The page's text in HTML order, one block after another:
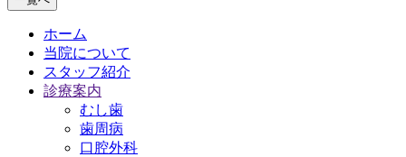
ホーム
当院について
スタッフ紹介
診療案内
むし歯
歯周病
口腔外科